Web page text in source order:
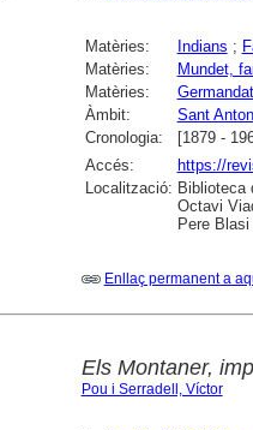
Matèries: Indians ;
Matèries:
Mundet,
Matèries:
Àmbit:
Sant
Cronologia:
[1879 -
Accés:
https://
Localització: Biblioteca
Octavi
Pere
Enllaç permanent a
Els Montaner,
Pou i Serradell, Víctor